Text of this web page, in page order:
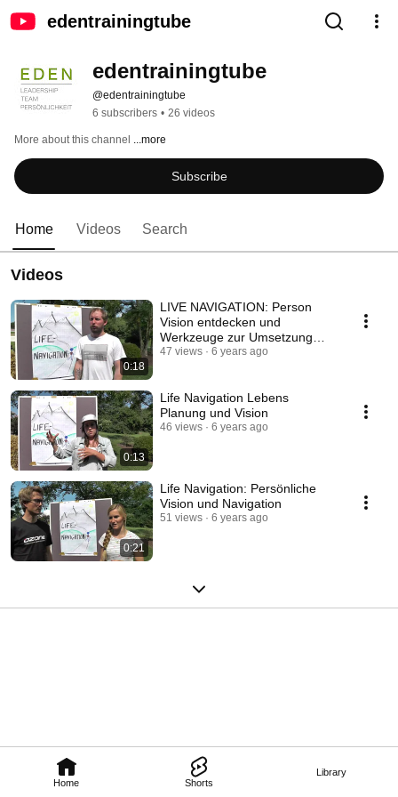
edentrainingtube
Home Shorts
Library
edentrainingtube
@edentrainingtube
6 subscribers • 26 videos
More about this channel ...more
Subscribe
Home Videos Search
Videos
0:18
LIVE NAVIGATION: Person
Vision entdecken und
Werkzeuge zur Umsetzung
erhalten
47 views 6 years ago
0:13
Life Navigation Lebens
Planung und Vision
46 views 6 years ago
0:21
Life Navigation: Persönliche
Vision und Navigation
51 views 6 years ago